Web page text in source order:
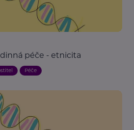
péče - etnicita
Péče